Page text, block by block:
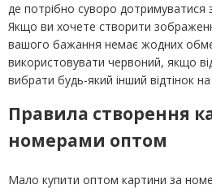
де потрібно суворо дотримуватися
Якщо ви хочете створити
вашого бажання немає жодних
використовувати червоний, якщо
вибрати будь-який інший відтінок на
Правила створення
номерами оптом
Мало купити оптом картини за